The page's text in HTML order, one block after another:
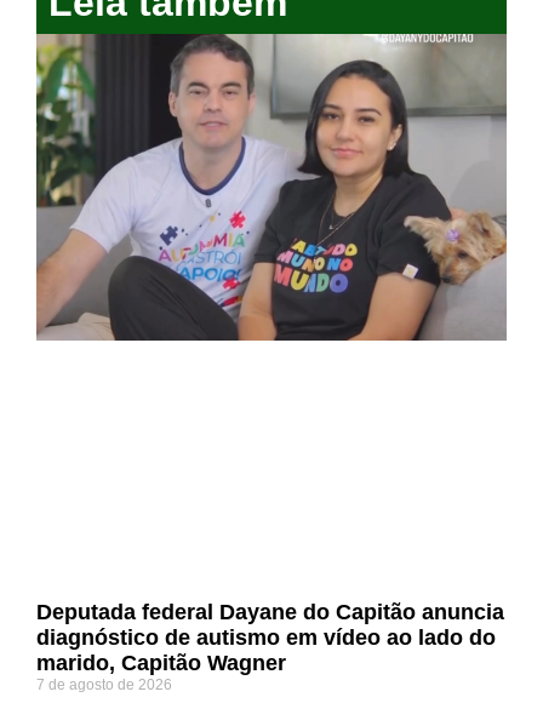
Deputada federal Dayane do Capitão anuncia
diagnóstico de autismo em vídeo ao lado do
marido, Capitão Wagner
7 de agosto de 2026